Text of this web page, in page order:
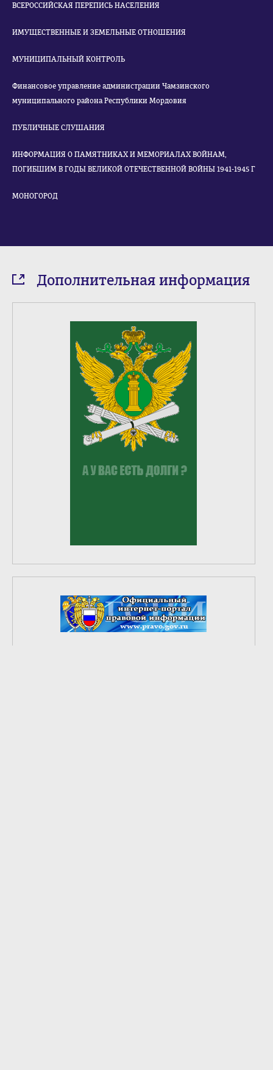
ВСЕРОССИЙСКАЯ ПЕРЕПИСЬ НАСЕЛЕНИЯ
ИМУЩЕСТВЕННЫЕ И ЗЕМЕЛЬНЫЕ ОТНОШЕНИЯ
МУНИЦИПАЛЬНЫЙ КОНТРОЛЬ
Финансовое управление администрации Чамзинского
муниципального района Республики Мордовия
ПУБЛИЧНЫЕ СЛУШАНИЯ
ИНФОРМАЦИЯ О ПАМЯТНИКАХ И МЕМОРИАЛАХ ВОЙНАМ,
ПОГИБШИМ В ГОДЫ ВЕЛИКОЙ ОТЕЧЕСТВЕННОЙ ВОЙНЫ 1941-1945 Г
МОНОГОРОД
Дополнительная информация